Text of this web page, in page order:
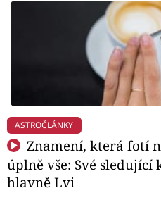
ASTROČLÁNKY
Znamení, která fotí
úplně vše: Své
hlavně Lvi